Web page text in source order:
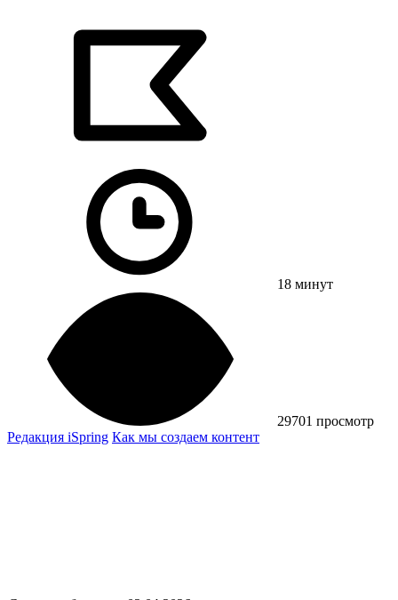
18 минут
29701 просмотр
Редакция iSpring Как мы создаем контент